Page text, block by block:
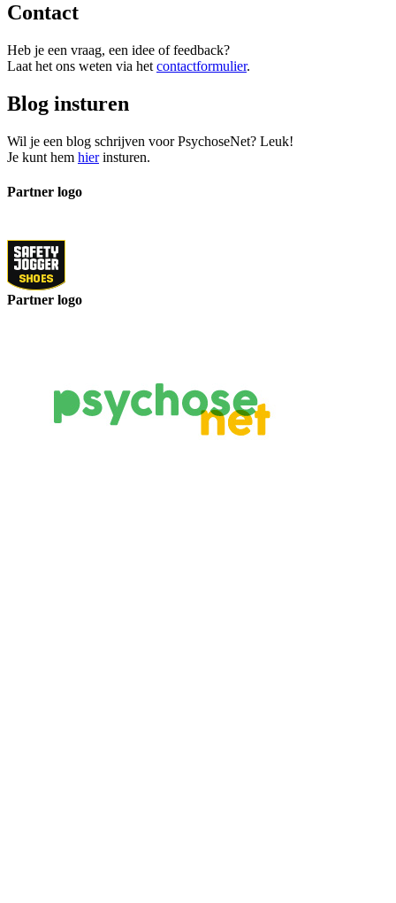
Contact
Heb je een vraag, een idee of feedback?
Laat het ons weten via het contactformulier.
Blog insturen
Wil je een blog schrijven voor PsychoseNet? Leuk!
Je kunt hem hierinsturen.
Partner logo
Partner logo